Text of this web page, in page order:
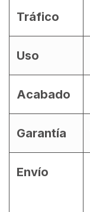
Tráfico
Uso
Acabado
Garantía
Envío